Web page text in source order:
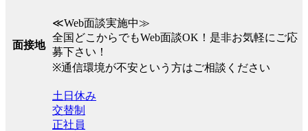
面接地
≪Web面談実施中≫
全国どこからでもWeb面談OK！是非お気軽にご応
募下さい！
※通信環境が不安という方はご相談ください
土日休み
交替制
正社員